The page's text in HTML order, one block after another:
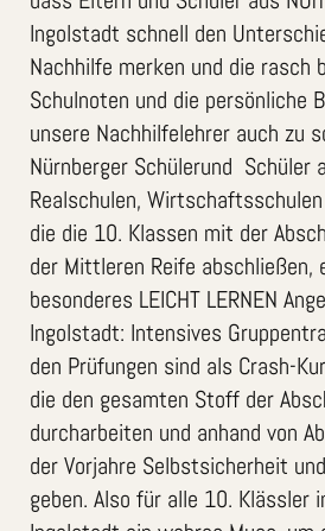
Ingolstadt schnell den
Nachhilfe merken und die rasch
Schulnoten und die persönliche
unsere Nachhilfelehrer auch zu
Nürnberger Schülerund Schüler
Realschulen,
die die 10. Klassen mit der
der Mittleren Reife abschließen,
besonderes LEICHT LERNEN
Ingolstadt: Intensives
den Prüfungen sind als Crash-
die den gesamten Stoff der
durcharbeiten und anhand von
der Vorjahre Selbstsicherheit
geben. Also für alle 10. Klässler